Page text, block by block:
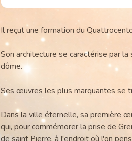
Il reçut une formation du
Son architecture se caractérise par
dôme.
Ses œuvres les plus marquantes se
Dans la ville éternelle, sa première
qui, pour commémorer la prise de